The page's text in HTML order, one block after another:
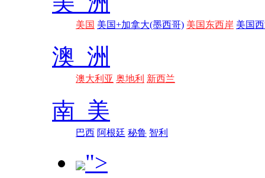
美国 美国+加拿大(墨西哥) 美国东西岸 美国
澳 洲
澳大利亚 奥地利 新西兰
南 美
巴西 阿根廷 秘鲁 智利
">